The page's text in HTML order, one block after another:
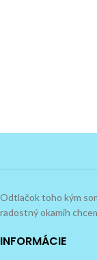
Odtlačok toho kým
radostný okamih
INFORMÁCIE